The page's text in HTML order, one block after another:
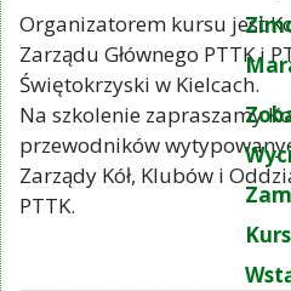
Organizatorem kursu jest
Zarządu Głównego PTTK i
Świętokrzyski w Kielcach.
Na szkolenie zapraszamy
przewodników
Zarządy Kół, Klubów i
PTTK.